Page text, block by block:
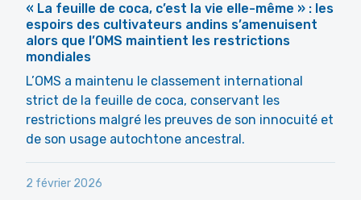
« La feuille de coca, c’est la vie elle-même » : les
espoirs des cultivateurs andins s’amenuisent
alors que l’OMS maintient les restrictions
mondiales
L’OMS a maintenu le classement international
strict de la feuille de coca, conservant les
restrictions malgré les preuves de son innocuité et
de son usage autochtone ancestral.
2 février 2026